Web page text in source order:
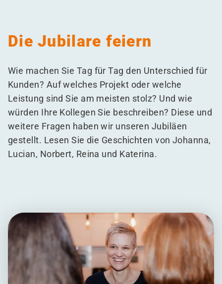
Die Jubilare feiern
Wie machen Sie Tag für Tag den Unterschied für
Kunden? Auf welches Projekt oder welche
Leistung sind Sie am meisten stolz? Und wie
würden Ihre Kollegen Sie beschreiben? Diese und
weitere Fragen haben wir unseren Jubiläen
gestellt. Lesen Sie die Geschichten von Johanna,
Lucian, Norbert, Reina und Katerina.